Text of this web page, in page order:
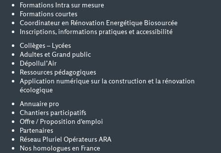
Formations Intra sur mesure
Formations courtes
Coordinateur en Rénovation Energétique Biosourcée
Inscriptions, informations pratiques et accessibilité
Collèges – Lycées
Adultes et Grand public
Dépollul’Air
Ressources pédagogiques
Application numérique sur la construction et la rénovation
écologique
Annuaire pro
Chantiers participatifs
Offre / Proposition d'emploi
Partenaires
Réseau Pluriel Opérateurs ARA
Nos homologues en France